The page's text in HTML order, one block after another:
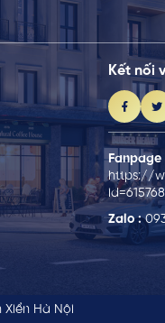
Kết nối
Fanpage
https://
Zalo :
Xiển Hà Nội